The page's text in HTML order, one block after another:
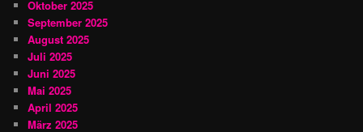
Oktober 2025
September 2025
August 2025
Juli 2025
Juni 2025
Mai 2025
April 2025
März 2025